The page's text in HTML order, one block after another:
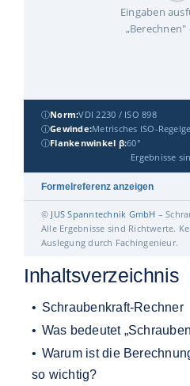
Eingaben
ⓘNorm:VDI 2230 / ISO 898
ⓘGewinde:Metrisches ISO-
ⓘFlankenwinkel β:60°
Ergebnisse
Formelreferenz anzeigen
© JUS Spanntechnik GmbH –
Alle Ergebnisse sind Richtwerte.
Auslegung durch Fachingenieur.
Inhaltsverzeichnis
Schraubenkraft-Rechner
Was bedeutet
Warum ist die
so wichtig?